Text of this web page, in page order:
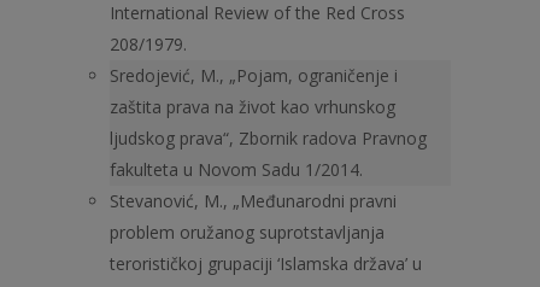
International Review of the Red Cross
208/1979.
Sredojević, M., „Pojam, ograničenje i
zaštita prava na život kao vrhunskog
ljudskog prava“, Zbornik radova Pravnog
fakulteta u Novom Sadu 1/2014.
Stevanović, M., „Međunarodni pravni
problem oružanog suprotstavljanja
terorističkoj grupaciji ‘Islamska država’ u